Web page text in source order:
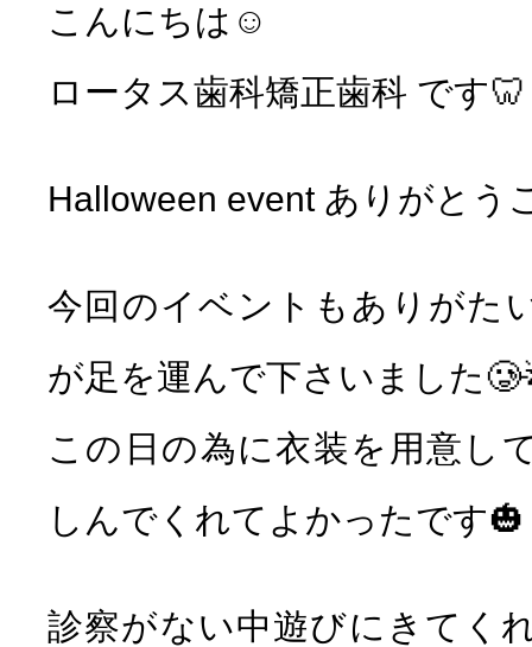
こんにちは☺︎
ロータス歯科矯正歯科 です🦷
Halloween event ありがとう
今回のイベントもありがた
が足を運んで下さいました
この日の為に衣装を用意し
しんでくれてよかったです🎃
診察がない中遊びにきてく